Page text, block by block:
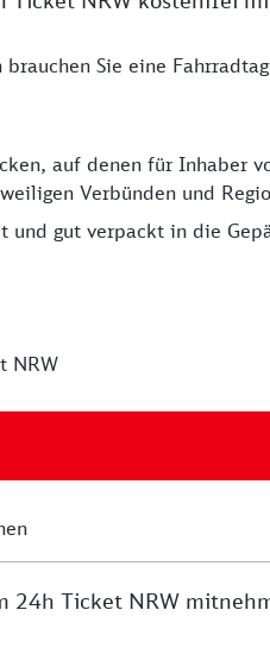
Sie eine
auf denen für Inhaber
Verbünden und
und gut verpackt in die
NRW
24h Ticket NRW